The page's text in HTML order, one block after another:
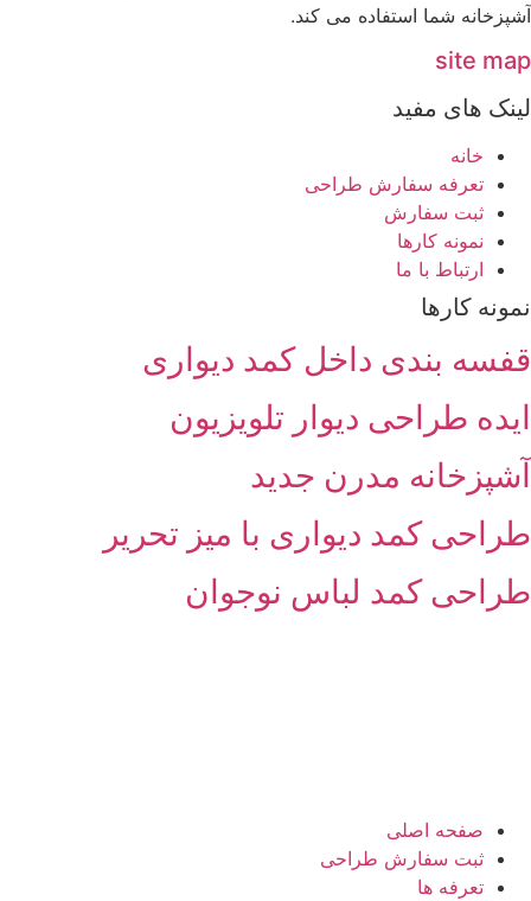
آشپزخانه شما استفاده می کند.
site map
لینک های مفید
خانه
تعرفه سفارش طراحی
ثبت سفارش
نمونه کارها
ارتباط با ما
نمونه کارها
قفسه بندی داخل کمد دیواری
ایده طراحی دیوار تلویزیون
آشپزخانه مدرن جدید
طراحی کمد دیواری با میز تحریر
طراحی کمد لباس نوجوان
صفحه اصلی
ثبت سفارش طراحی
تعرفه ها